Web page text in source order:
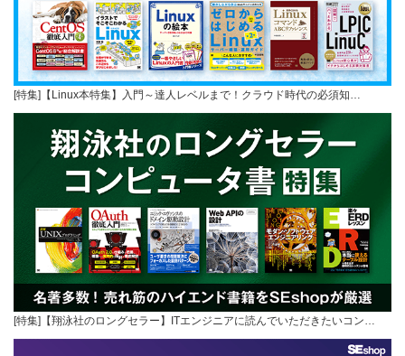
[特集]【Linux本特集】入門～達人レベルまで！クラウド時代の必須知…
[特集]【翔泳社のロングセラー】ITエンジニアに読んでいただきたいコン…